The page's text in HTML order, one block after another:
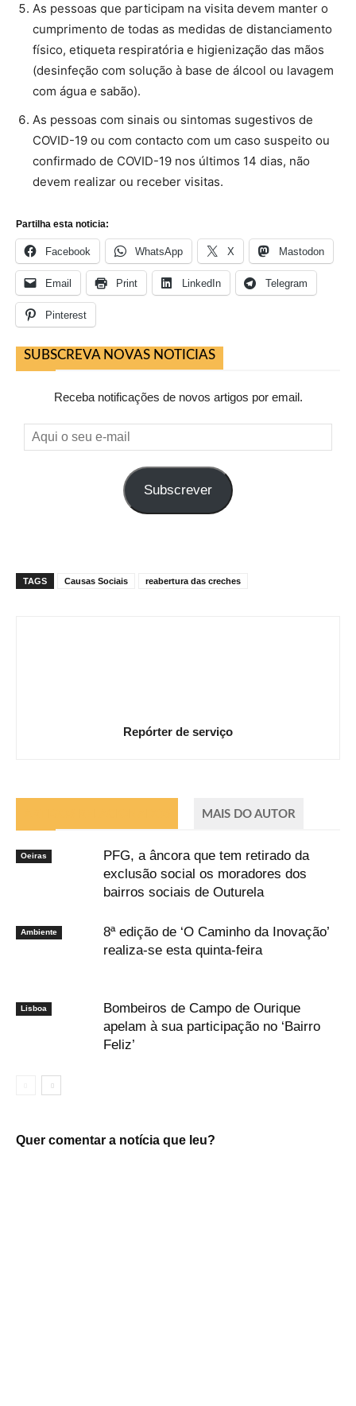
As pessoas que participam na visita devem manter o
cumprimento de todas as medidas de distanciamento
físico, etiqueta respiratória e higienização das mãos
(desinfeção com solução à base de álcool ou lavagem
com água e sabão).
As pessoas com sinais ou sintomas sugestivos de
COVID-19 ou com contacto com um caso suspeito ou
confirmado de COVID-19 nos últimos 14 dias, não
devem realizar ou receber visitas.
Partilha esta noticia:
Facebook WhatsApp X Mastodon
Email Print LinkedIn Telegram
Pinterest
SUBSCREVA NOVAS NOTICIAS
Receba notificações de novos artigos por email.
Aqui
o
Subscrever
TAGS Causas Sociais reabertura das creches
Repórter de serviço
MAIS DO AUTOR
Oeiras
PFG, a âncora que tem retirado da
exclusão social os moradores dos
bairros sociais de Outurela
Ambiente
8ª edição de ‘O Caminho da Inovação’
realiza-se esta quinta-feira
Lisboa
Bombeiros de Campo de Ourique
apelam à sua participação no ‘Bairro
Feliz’
Quer comentar a notícia que leu?